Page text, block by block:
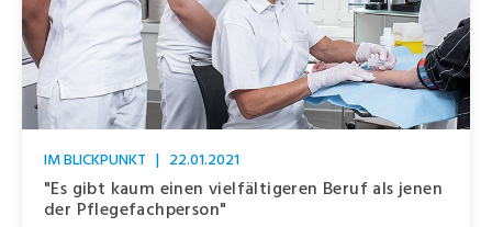
IM BLICKPUNKT | 22.01.2021
"Es gibt kaum einen vielfältigeren Beruf als jenen
der Pflegefachperson"